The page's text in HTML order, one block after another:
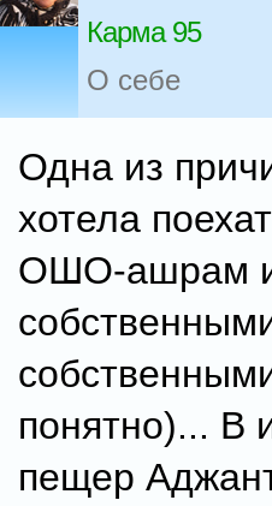
Карма 95
О себе
Одна из
хотела
ОШО-ашрам и
понятно)... В
пещер